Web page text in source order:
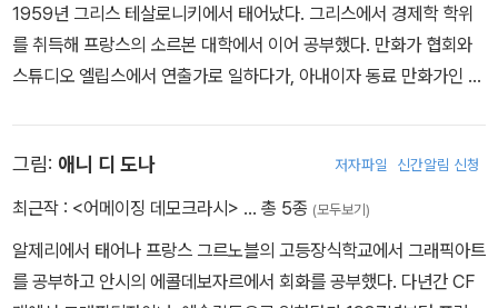
학 저널들에 300여 편 이상의 오리지널 논문을 발표했으며, 그의 논
문들은 현재까지 2만 5천 번 이상 인용되고 있다. 미국예술과학아카
데미와 미국공학한림원의 회원으로 수많은 명예박사학위를 받았고,
지: www.cs.berkeley.edu/～christos)
1959년 그리스 테살로니키에서 태어났다. 그리스에서 경제학 학위
를 취득해 프랑스의 소르본 대학에서 이어 공부했다. 만화가 협회와
스튜디오 엘립스에서 연출가로 일하다가, 아내이자 동료 만화가인 애
출간했다. 영어와 불어를 완벽히 구사해 그리스·터키·폴란드·프랑스·
영국에서 주최된 다양한 워크숍 등을 이끌기도 했다.
그림: 애니 디 도나 저자파일 신간알림 신청
최근작 : <어메이징 데모크라시> … 총 5종 (모두보기)
알제리에서 태어나 프랑스 그르노블의 고등장식학교에서 그래픽아트
를 공부하고 안시의 에콜데보자르에서 회화를 공부했다. 다년간 CF